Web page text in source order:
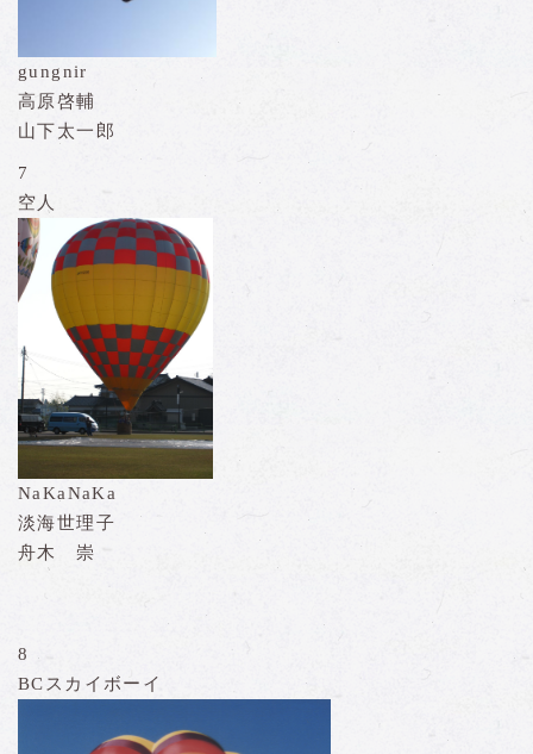
gungnir
高原啓輔
山下太一郎
7
空人
NaKaNaKa
淡海世理子
舟木 崇
8
BCスカイボーイ